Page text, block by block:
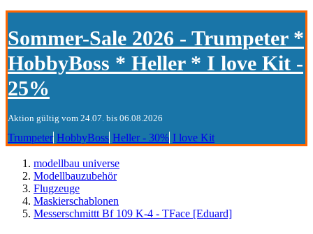
Sommer-Sale 2026 - Trumpeter *
HobbyBoss * Heller * I love Kit -
25%
Aktion gültig vom 24.07. bis 06.08.2026
Trumpeter HobbyBoss Heller - 30% I love Kit
modellbau universe
Modellbauzubehör
Flugzeuge
Maskierschablonen
Messerschmittt Bf 109 K-4 - TFace [Eduard]